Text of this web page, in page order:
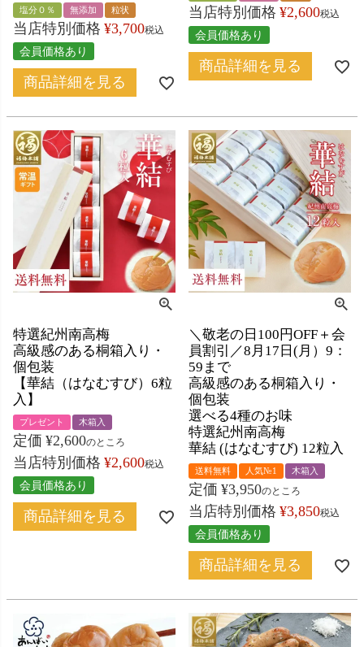
塩分０％ 無添加 粒状
当店特別価格 ¥3,700税込
会員価格あり
商品詳細を見る
当店特別価格 ¥2,600税込
会員価格あり
商品詳細を見る
特選紀州南高梅
高級感のある桐箱入り・
個包装
【華結（はなむすび）6粒
入】
プレゼント 木箱入
定価 ¥2,600のところ
当店特別価格 ¥2,600税込
会員価格あり
商品詳細を見る
＼敬老の日100円OFF＋会
員割引／8月17日(月）9：
59まで
高級感のある桐箱入り・
個包装
選べる4種のお味
特選紀州南高梅
華結 (はなむすび) 12粒入
送料無料 人気№1 木箱入
定価 ¥3,950のところ
当店特別価格 ¥3,850税込
会員価格あり
商品詳細を見る